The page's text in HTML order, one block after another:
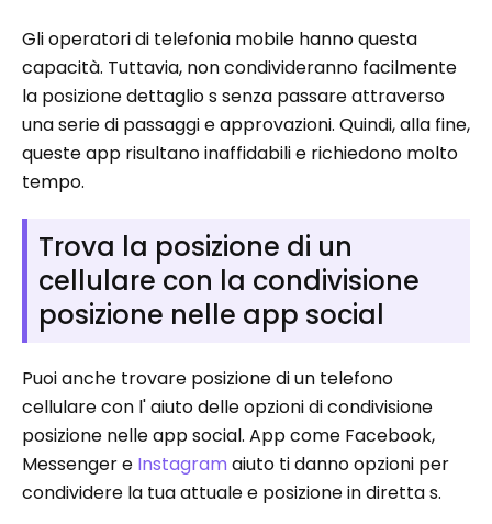
Gli operatori di telefonia mobile hanno questa
capacità. Tuttavia, non condivideranno facilmente
la posizione dettaglio s senza passare attraverso
una serie di passaggi e approvazioni. Quindi, alla fine,
queste app risultano inaffidabili e richiedono molto
tempo.
Trova la posizione di un
cellulare con la condivisione
posizione nelle app social
Puoi anche trovare posizione di un telefono
cellulare con l' aiuto delle opzioni di condivisione
posizione nelle app social. App come Facebook,
Messenger e Instagram aiuto ti danno opzioni per
condividere la tua attuale e posizione in diretta s.